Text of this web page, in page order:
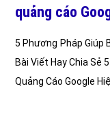
quảng cáo
5 Phương Pháp Giúp
Bài Viết Hay Chia Sẻ
Quảng Cáo Google